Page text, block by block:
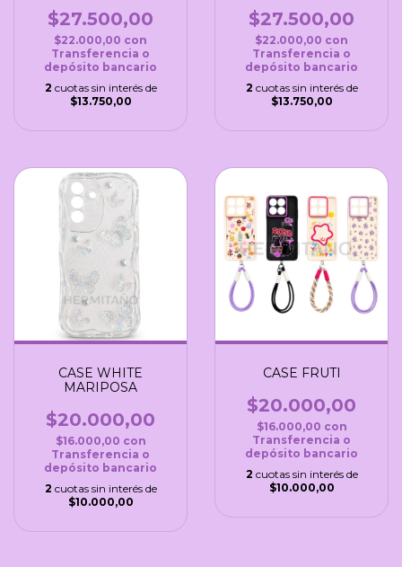
$27.500,00
$22.000,00 con
Transferencia o
depósito bancario
2 cuotas sin interés de
$13.750,00
$27.500,00
$22.000,00 con
Transferencia o
depósito bancario
2 cuotas sin interés de
$13.750,00
CASE WHITE
MARIPOSA
$20.000,00
$16.000,00 con
Transferencia o
depósito bancario
2 cuotas sin interés de
$10.000,00
CASE FRUTI
$20.000,00
$16.000,00 con
Transferencia o
depósito bancario
2 cuotas sin interés de
$10.000,00